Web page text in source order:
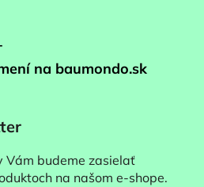
na baumondo.sk
Vám budeme zasielať
na našom e-shope.